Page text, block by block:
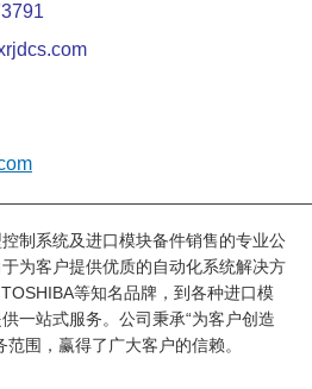
制系统及进口模块备件销售的专业公
为客户提供优质的自动化系统解决方
等知名品牌，到各种进口模
一站式服务。公司秉承“为客户创造
围，赢得了广大客户的信赖。